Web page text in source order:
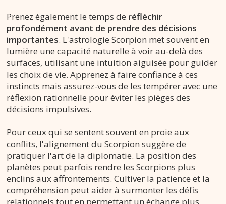
Prenez également le temps de réfléchir
profondément avant de prendre des décisions
importantes. L'astrologie Scorpion met souvent en
lumière une capacité naturelle à voir au-delà des
surfaces, utilisant une intuition aiguisée pour guider
les choix de vie. Apprenez à faire confiance à ces
instincts mais assurez-vous de les tempérer avec une
réflexion rationnelle pour éviter les pièges des
décisions impulsives.
Pour ceux qui se sentent souvent en proie aux
conflits, l'alignement du Scorpion suggère de
pratiquer l'art de la diplomatie. La position des
planètes peut parfois rendre les Scorpions plus
enclins aux affrontements. Cultiver la patience et la
compréhension peut aider à surmonter les défis